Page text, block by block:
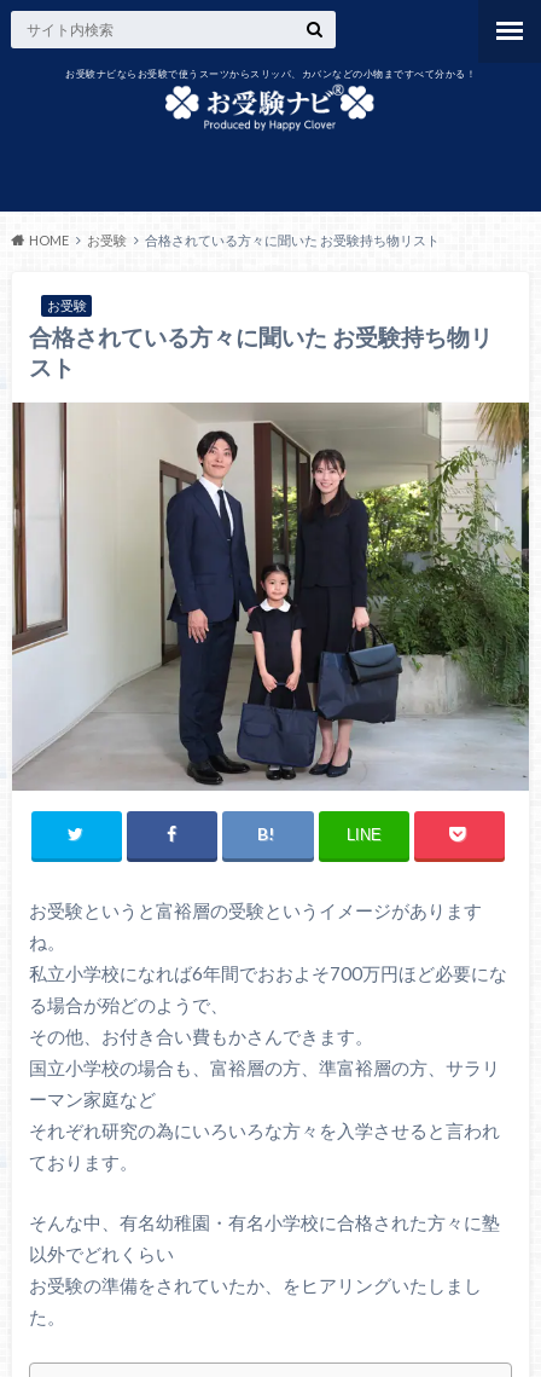
お受験ナビならお受験で使うスーツからスリッパ、カバンなどの小物まですべて分かる！
HOME お受験 合格されている方々に聞いた お受験持ち物リスト
お受験
合格されている方々に聞いた お受験持ち物リ
スト
LINE
お受験というと富裕層の受験というイメージがあります
ね。
私立小学校になれば6年間でおおよそ700万円ほど必要にな
る場合が殆どのようで、
その他、お付き合い費もかさんできます。
国立小学校の場合も、富裕層の方、準富裕層の方、サラリ
ーマン家庭など
それぞれ研究の為にいろいろな方々を入学させると言われ
ております。
そんな中、有名幼稚園・有名小学校に合格された方々に塾
以外でどれくらい
お受験の準備をされていたか、をヒアリングいたしまし
た。